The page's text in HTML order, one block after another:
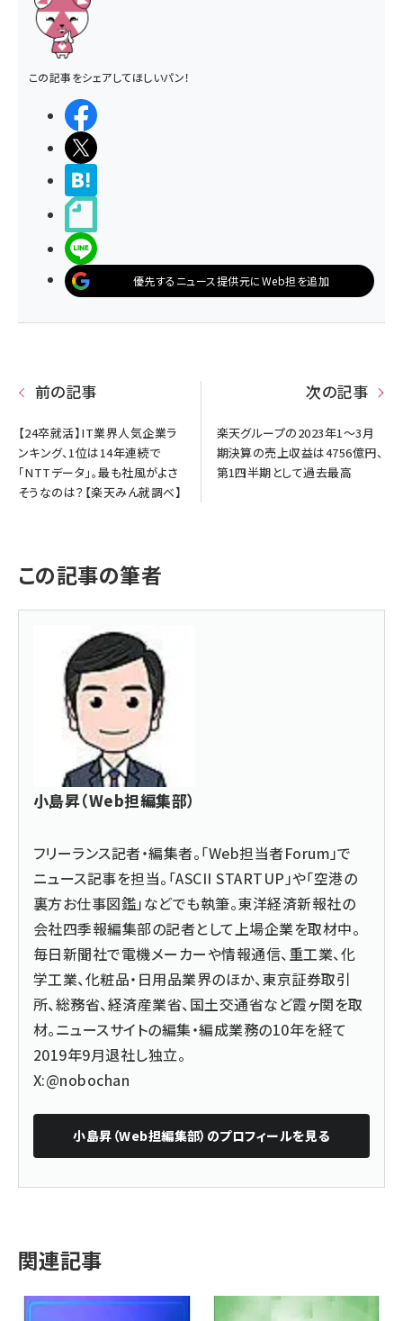
この記事をシェアしてほしいパン！
優先するニュース提供元にWeb担を追加
前の記事
【24卒就活】IT業界人気企業ラ
ンキング、1位は14年連続で
「NTTデータ」。最も社風がよさ
そうなのは？【楽天みん就調べ】
次の記事
楽天グループの2023年1～3月
期決算の売上収益は4756億円、
第1四半期として過去最高
この記事の筆者
小島昇（Web担編集部）
フリーランス記者・編集者。「Web担当者Forum」で
ニュース記事を担当。「ASCII STARTUP」や「空港の
裏方お仕事図鑑」などでも執筆。東洋経済新報社の
会社四季報編集部の記者として上場企業を取材中。
毎日新聞社で電機メーカーや情報通信、重工業、化
学工業、化粧品・日用品業界のほか、東京証券取引
所、総務省、経済産業省、国土交通省など霞ヶ関を取
材。ニュースサイトの編集・編成業務の10年を経て
2019年9月退社し独立。
X:@nobochan
小島昇（Web担編集部） のプロフィールを見る
関連記事